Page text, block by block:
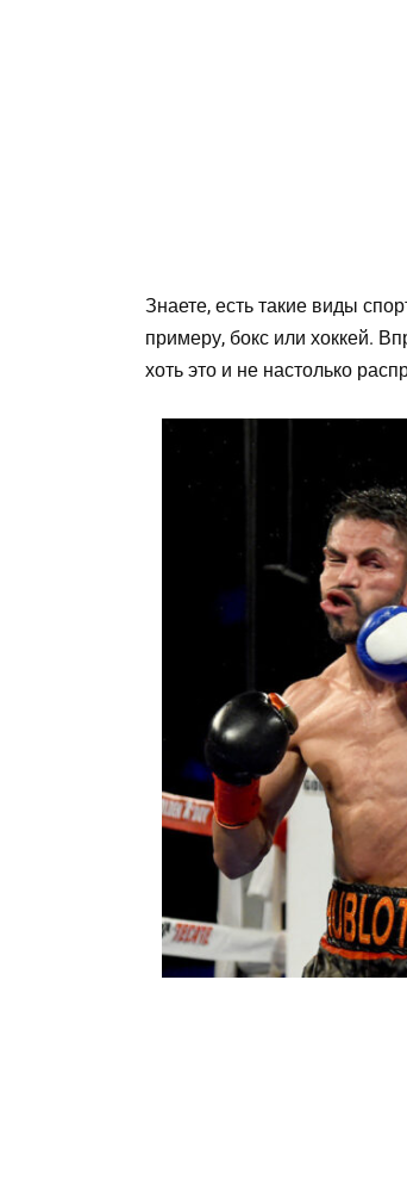
Знаете, есть такие виды
примеру, бокс или хоккей.
хоть это и не настолько